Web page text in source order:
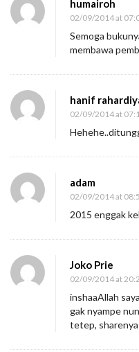
humairoh
02/09/2014 at
Semoga
membawa
hanif
02/09/2014 at
adam
02/09/2014 at
2015 enggak
Joko Prie
02/09/2014 at
inshaaAllah
gak nyampe
tetep,